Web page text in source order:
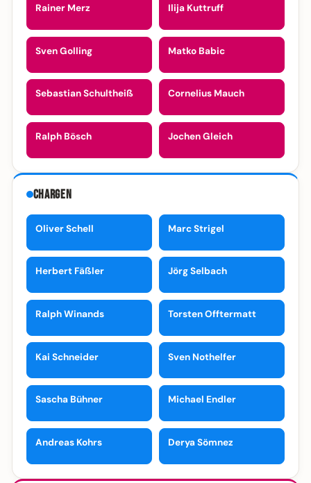
Rainer Merz Ilija Kuttruff
Sven Golling Matko Babic
Sebastian Schultheiß Cornelius Mauch
Ralph Bösch Jochen Gleich
Chargen
Oliver Schell Marc Strigel
Herbert Fäßler Jörg Selbach
Ralph Winands Torsten Offtermatt
Kai Schneider Sven Nothelfer
Sascha Bühner Michael Endler
Andreas Kohrs Derya Sömnez